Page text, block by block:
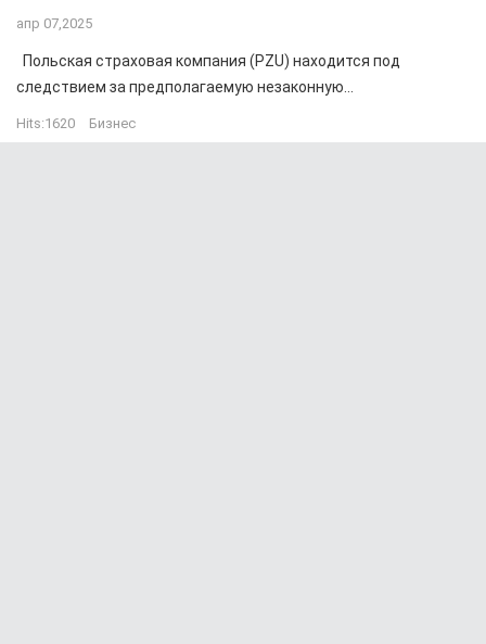
апр 07,2025
Польская страховая компания (PZU) находится под
следствием за предполагаемую незаконную...
Hits:1620 Бизнес